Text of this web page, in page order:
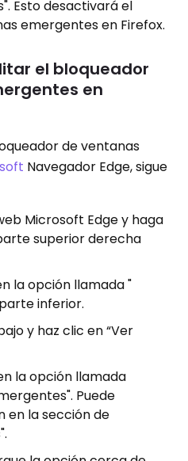
Esto desactivará el
emergentes en Firefox.
el bloqueador
en
de ventanas
Navegador Edge, sigue
Microsoft Edge y haga
superior derecha
la opción llamada "
inferior.
y haz clic en “Ver
la opción llamada
Puede
en la sección de